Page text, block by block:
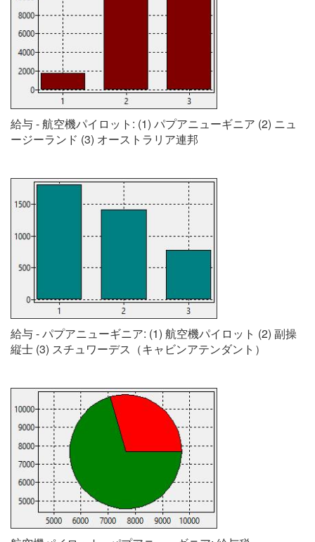
給与 - 航空機パイロット: (1) パプアニューギニア (2) ニュ
ージーランド (3) オーストラリア連邦
給与 - パプアニューギニア: (1) 航空機パイロット (2) 副操
縦士 (3) スチュワーデス（キャビンアテンダント）